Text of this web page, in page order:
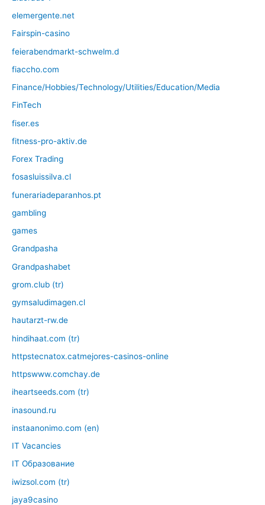
elemergente.net
Fairspin-casino
feierabendmarkt-schwelm.d
fiaccho.com
Finance/Hobbies/Technology/Utilities/Education/Media
FinTech
fiser.es
fitness-pro-aktiv.de
Forex Trading
fosasluissilva.cl
funerariadeparanhos.pt
gambling
games
Grandpasha
Grandpashabet
grom.club (tr)
gymsaludimagen.cl
hautarzt-rw.de
hindihaat.com (tr)
httpstecnatox.catmejores-casinos-online
httpswww.comchay.de
iheartseeds.com (tr)
inasound.ru
instaanonimo.com (en)
IT Vacancies
IT Образование
iwizsol.com (tr)
jaya9casino